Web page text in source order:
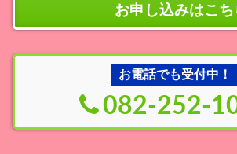
お申し込みはこち
お電話でも受付中！
082-252-